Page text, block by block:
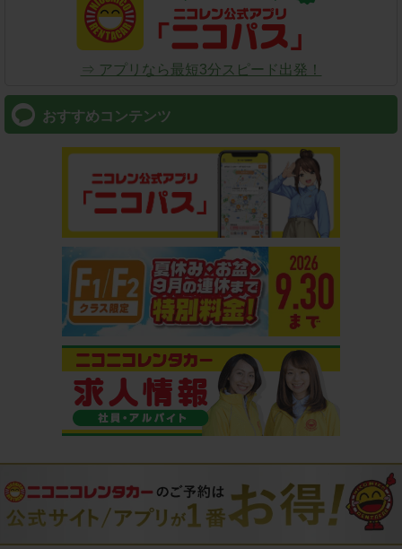
⇒ アプリなら最短3分スピード出発！
おすすめコンテンツ